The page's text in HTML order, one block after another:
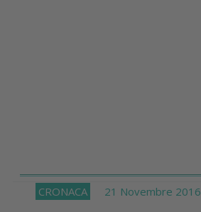
CRONACA 21 Novembre 2016